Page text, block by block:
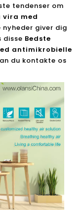
tendenser om
vira med
nyheder giver dig
disse Bedste
antimikrobielle
du kontakte os